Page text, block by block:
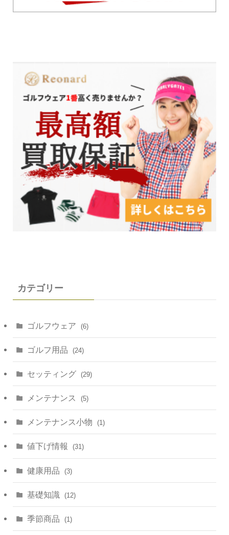
カテゴリー
ゴルフウェア (6)
ゴルフ用品 (24)
セッティング (29)
メンテナンス (5)
メンテナンス小物 (1)
値下げ情報 (31)
健康用品 (3)
基礎知識 (12)
季節商品 (1)